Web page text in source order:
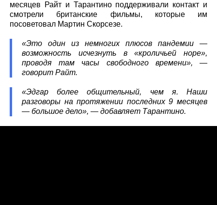
месяцев Райт и Тарантино поддерживали контакт и
смотрели британские фильмы, которые им
посоветовал Мартин Скорсезе.
«Это один из немногих плюсов пандемии —
возможность исчезнуть в «кроличьей норе»,
проводя там часы свободного времени», —
говорит Райт.
«Эдгар более общительный, чем я. Наши
разговоры на протяжении последних 9 месяцев
— большое дело», — добавляет Тарантино.